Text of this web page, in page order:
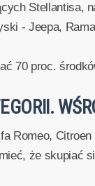
Stellantisa,
- Jeepa,
70 proc.
Romeo,
że skupiać